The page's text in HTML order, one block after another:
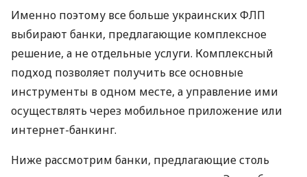
Именно поэтому все больше украинских ФЛП
выбирают банки, предлагающие комплексное
решение, а не отдельные услуги. Комплексный
подход позволяет получить все основные
инструменты в одном месте, а управление ими
осуществлять через мобильное приложение или
интернет-банкинг.
Ниже рассмотрим банки, предлагающие столь